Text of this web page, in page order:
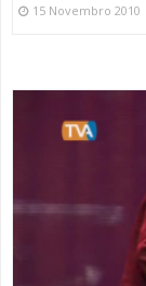
15 Novembro 2010